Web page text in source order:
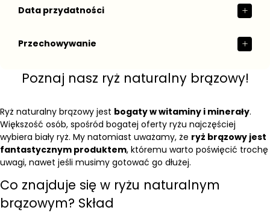
Data przydatności
Przechowywanie
Poznaj nasz ryż naturalny brązowy!
Ryż naturalny brązowy jest bogaty w witaminy i minerały.
Większość osób, spośród bogatej oferty ryżu najczęściej
wybiera biały ryż. My natomiast uważamy, że ryż brązowy jest
fantastycznym produktem, któremu warto poświęcić trochę
uwagi, nawet jeśli musimy gotować go dłużej.
Co znajduje się w ryżu naturalnym
brązowym? Skład